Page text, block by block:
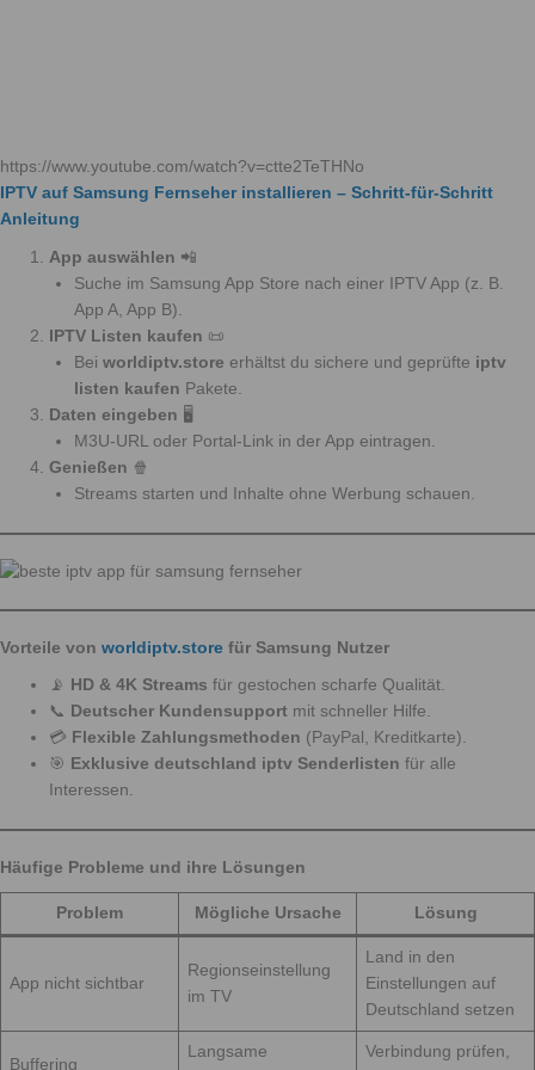
https://www.youtube.com/watch?v=ctte2TeTHNo
IPTV auf Samsung Fernseher installieren – Schritt-für-Schritt
Anleitung
App auswählen 📲
Suche im Samsung App Store nach einer IPTV App (z. B.
App A, App B).
IPTV Listen kaufen 📜
Bei worldiptv.store erhältst du sichere und geprüfte iptv
listen kaufen Pakete.
Daten eingeben 🖥️
M3U-URL oder Portal-Link in der App eintragen.
Genießen 🍿
Streams starten und Inhalte ohne Werbung schauen.
Vorteile von worldiptv.store für Samsung Nutzer
📡 HD & 4K Streams für gestochen scharfe Qualität.
📞 Deutscher Kundensupport mit schneller Hilfe.
💳 Flexible Zahlungsmethoden (PayPal, Kreditkarte).
🎯 Exklusive deutschland iptv Senderlisten für alle
Interessen.
Häufige Probleme und ihre Lösungen
Problem Mögliche Ursache Lösung
App nicht sichtbar
Regionseinstellung
im TV
Land in den
Einstellungen auf
Deutschland setzen
Buffering
Langsame
Verbindung prüfen,